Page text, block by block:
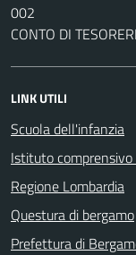
002
CONTO DI
LINK UTILI
Scuola dell'infanzia
Istituto
Regione Lombardia
Questura di bergamo
Prefettura di